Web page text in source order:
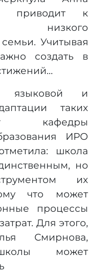
приводит к
низкого
семьи. Учитывая
создать в
языковой и
таких
кафедры
ИРО
школа
но
их
что может
процессы
Для этого,
Смирнова,
может